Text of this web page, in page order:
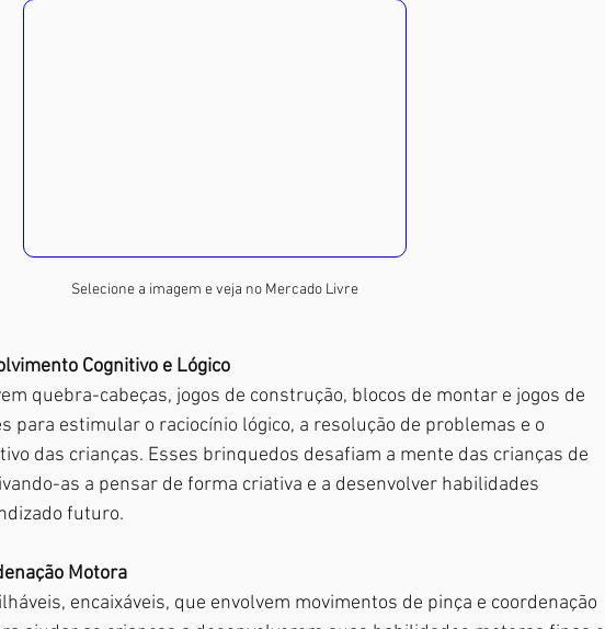
Selecione a imagem e veja no Mercado Livre
Cognitivo e Lógico
quebra-cabeças, jogos de construção, blocos de montar e jogos de
para estimular o raciocínio lógico, a resolução de problemas e o
das crianças. Esses brinquedos desafiam a mente das crianças de
as a pensar de forma criativa e a desenvolver habilidades
futuro.
Motora
encaixáveis, que envolvem movimentos de pinça e coordenação